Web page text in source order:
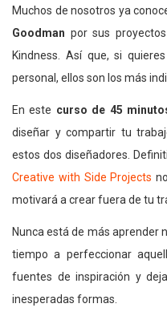
Muchos de nosotros ya
Goodman por sus
Kindness. Así que, si
personal, ellos son los más
En este curso de 45
diseñar y compartir tu
estos dos diseñadores.
Creative with Side Projects
motivará a crear fuera de tu
Nunca está de más aprender
tiempo a perfeccionar
fuentes de inspiración y
inesperadas formas.